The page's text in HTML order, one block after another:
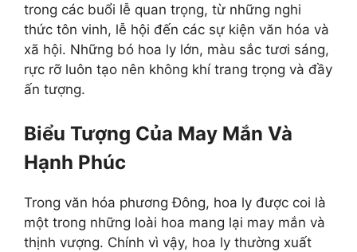
trong các buổi lễ quan trọng, từ những nghi
thức tôn vinh, lễ hội đến các sự kiện văn hóa và
xã hội. Những bó hoa ly lớn, màu sắc tươi sáng,
rực rỡ luôn tạo nên không khí trang trọng và đầy
ấn tượng.
Biểu Tượng Của May Mắn Và
Hạnh Phúc
Trong văn hóa phương Đông, hoa ly được coi là
một trong những loài hoa mang lại may mắn và
thịnh vượng. Chính vì vậy, hoa ly thường xuất